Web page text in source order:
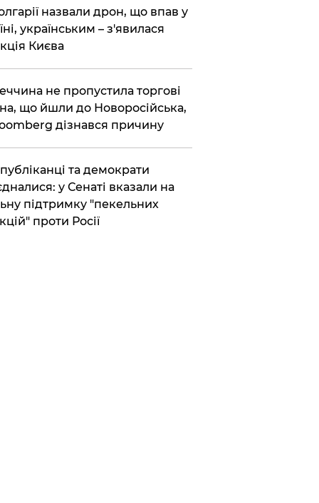
назвали дрон, що впав у
українським – з'явилася
Києва
не пропустила торгові
що йшли до Новоросійська,
дізнався причину
та демократи
у Сенаті вказали на
підтримку "пекельних
проти Росії